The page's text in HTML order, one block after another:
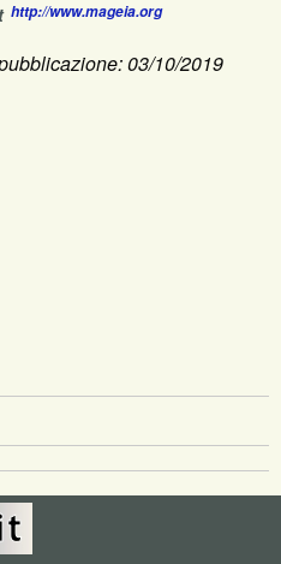
http://www.mageia.org
03/10/2019